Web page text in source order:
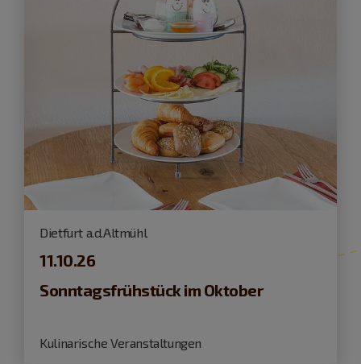
Dietfurt a.d.Altmühl
11.10.26
Sonntagsfrühstück im Oktober
Kulinarische Veranstaltungen